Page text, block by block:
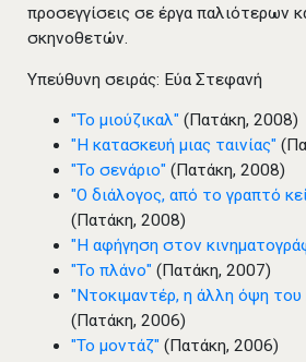
προσεγγίσεις σε έργα παλιότερων
σκηνοθετών.
Υπεύθυνη σειράς: Εύα Στεφανή
"Το μιούζικαλ" (Πατάκη, 2008)
"Η κατασκευή μιας ταινίας"
"Το σενάριο" (Πατάκη, 2008)
"Ο διάλογος, από το γραπτό
(Πατάκη, 2008)
"Η αφήγηση στον
"Το πλάνο" (Πατάκη, 2007)
"Ντοκιμαντέρ, η άλλη όψη του
(Πατάκη, 2006)
"Το μοντάζ" (Πατάκη, 2006)